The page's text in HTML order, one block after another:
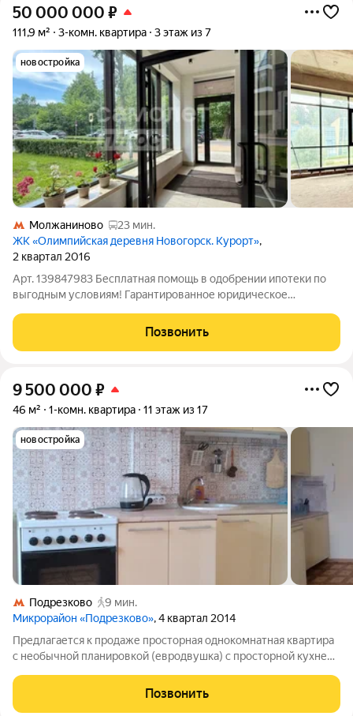
50 000 000 ₽
111,9 м² 3-комн. квартира 3 этаж из 7
новостройка
Молжаниново
23 мин.
ЖК «Олимпийская деревня Новогорск. Курорт»,
2 квартал 2016
Арт. 139847983 Бесплатная помощь в одобрении ипотеки по
выгодным условиям! Гарантированное юридическое
предложение с панорамным остеклением и видом на реку в
ЖК Бизнес-Класса "Олимпийская Деревня".
Позвонить
9 500 000 ₽
46 м² 1-комн. квартира 11 этаж из 17
новостройка
Подрезково
9 мин.
Микрорайон «Подрезково», 4 квартал 2014
Предлагается к продаже просторная однокомнатная квартира
с необычной планировкой (евродвушка) с просторной кухней-
большой коридор, раздельный санузел. В квартире нет
евроремонта, но чисто и уютно,
Позвонить